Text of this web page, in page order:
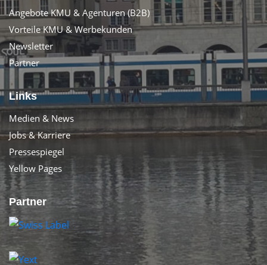
Angebote KMU & Agenturen (B2B)
Vorteile KMU & Werbekunden
Newsletter
Partner
Links
Medien & News
Jobs & Karriere
Pressespiegel
Yellow Pages
Partner